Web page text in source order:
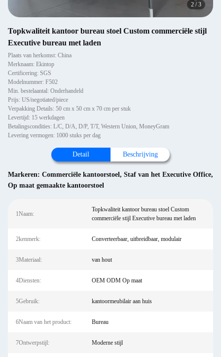
2 /3
Topkwaliteit kantoor bureau stoel Custom commerciële stijl
Executive bureau met laden
Plaats van herkomst: China
Merknaam: Ekintop
Certificering: SGS
Modelnummer: F502
Min. bestelaantal: Onderhandeld
Prijs: US/negotiated/piece
Verpakking Details: 50 cm x 50 cm x 70 cm per stuk
Levertijd: 15 werkdagen
Betalingscondities: L/C, D/A, D/P, T/T, Western Union, MoneyGram
Levering vermogen: 1000 stuks per dag
Detail Beschrijving
Markeren: Commerciële kantoorstoel, Staf van het Executive Office,
Op maat gemaakte kantoorstoel
1Naam:
Topkwaliteit kantoor bureau stoel Custom
commerciële stijl Executive bureau met laden
2kenmerk: Converteerbaar, uitbreidbaar, modulair
3Materiaal: van hout
4Diensten: OEM ODM Op maat
5Gebruik: kantoormeubilair aan huis
6Naam van het product: Bureau
7Ontwerpstijl: Moderne stijl